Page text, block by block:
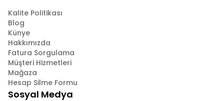
Kalite Politikası
Blog
Künye
Hakkımızda
Fatura Sorgulama
Müşteri Hizmetleri
Mağaza
Hesap Silme Formu
Sosyal Medya